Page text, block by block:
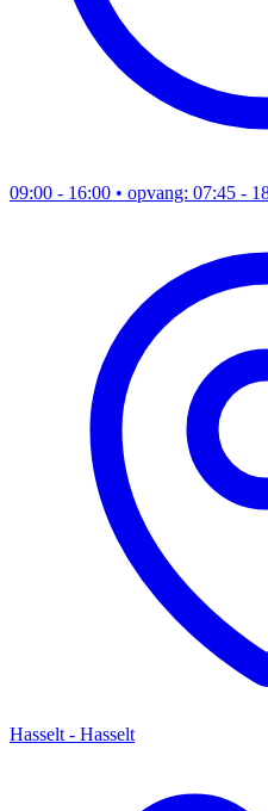
09:00 - 16:00 • opvang: 07:45 -
Hasselt - Hasselt